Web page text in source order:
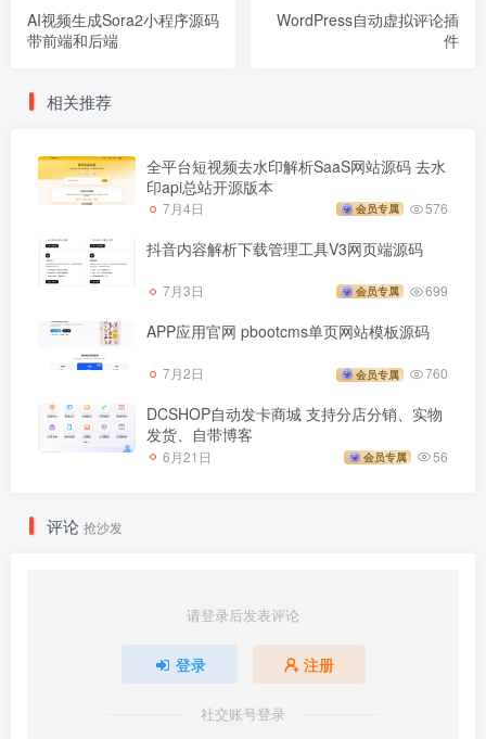
AI视频生成Sora2小程序源码
带前端和后端
WordPress自动虚拟评论插
件
相关推荐
全平台短视频去水印解析SaaS网站源码 去水
印api总站开源版本
7月4日 会员专属 576
抖音内容解析下载管理工具V3网页端源码
7月3日 会员专属 699
APP应用官网 pbootcms单页网站模板源码
7月2日 会员专属 760
DCSHOP自动发卡商城 支持分店分销、实物
发货、自带博客
6月21日 会员专属 56
评论 抢沙发
请登录后发表评论
登录 注册
社交账号登录